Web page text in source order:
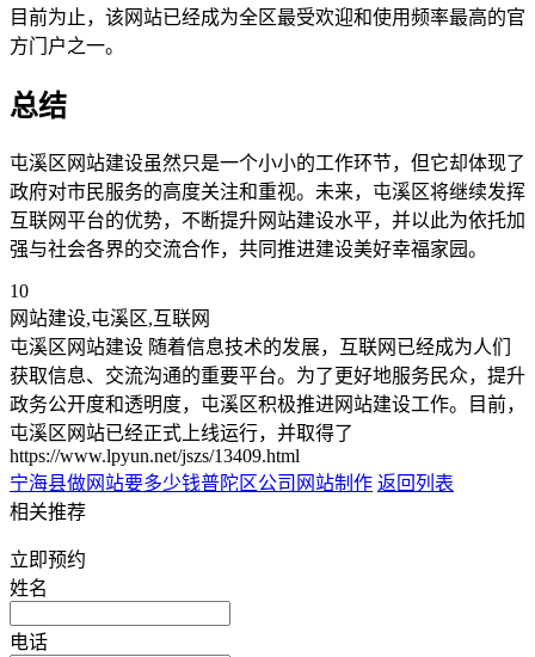
目前为止，该网站已经成为全区最受欢迎和使用频率最高的官
方门户之一。
总结
屯溪区网站建设虽然只是一个小小的工作环节，但它却体现了
政府对市民服务的高度关注和重视。未来，屯溪区将继续发挥
互联网平台的优势，不断提升网站建设水平，并以此为依托加
强与社会各界的交流合作，共同推进建设美好幸福家园。
10
网站建设,屯溪区,互联网
屯溪区网站建设 随着信息技术的发展，互联网已经成为人们
获取信息、交流沟通的重要平台。为了更好地服务民众，提升
政务公开度和透明度，屯溪区积极推进网站建设工作。目前，
屯溪区网站已经正式上线运行，并取得了
https://www.lpyun.net/jszs/13409.html
宁海县做网站要多少钱普陀区公司网站制作 返回列表
相关推荐
立即预约
姓名
电话